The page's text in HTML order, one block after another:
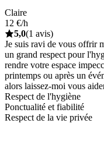
Claire
12 €/h
5,0(1 avis)
Je suis ravi de vous offrir
un grand respect pour
rendre votre espace
printemps ou après un
alors laissez-moi vous
Respect de l'hygiène
Ponctualité et fiabilité
Respect de la vie privée